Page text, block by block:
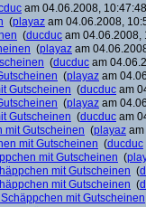
am 04.06.2008,
(playaz am 04.06.2008,
(ducduc am 04.06.2008,
(playaz am
(ducduc am
(playaz am
Gutscheinen (ducduc am
(playaz am
Gutscheinen (ducduc am
mit Gutscheinen (playaz
mit Gutscheinen (ducduc
mit Gutscheinen (
mit Gutscheinen (
mit Gutscheinen (
mit Gutscheinen